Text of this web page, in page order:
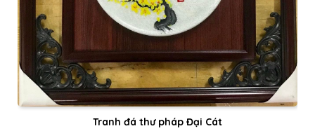
Tranh đá thư pháp Tài Lộc